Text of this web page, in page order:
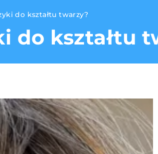
do kształtu twarzy?
do kształtu